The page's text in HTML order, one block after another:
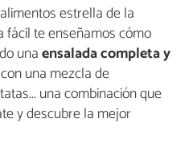
estrella de la
fácil te enseñamos cómo
unaensalada completa y
una mezcla de
una combinación que
y descubre la mejor